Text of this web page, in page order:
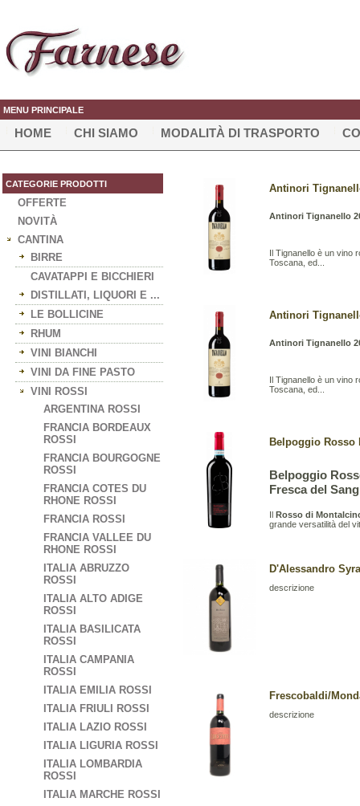
MENU PRINCIPALE
HOME CHI SIAMO MODALITÀ DI TRASPORTO
CATEGORIE PRODOTTI
OFFERTE
NOVITÀ
CANTINA
BIRRE
CAVATAPPI E BICCHIERI
DISTILLATI, LIQUORI E ...
LE BOLLICINE
RHUM
VINI BIANCHI
VINI DA FINE PASTO
VINI ROSSI
ARGENTINA ROSSI
FRANCIA BORDEAUX
ROSSI
FRANCIA BOURGOGNE
ROSSI
FRANCIA COTES DU
RHONE ROSSI
FRANCIA ROSSI
FRANCIA VALLEE DU
RHONE ROSSI
ITALIA ABRUZZO
ROSSI
ITALIA ALTO ADIGE
ROSSI
ITALIA BASILICATA
ROSSI
ITALIA CAMPANIA
ROSSI
ITALIA EMILIA ROSSI
ITALIA FRIULI ROSSI
ITALIA LAZIO ROSSI
ITALIA LIGURIA ROSSI
ITALIA LOMBARDIA
ROSSI
ITALIA MARCHE ROSSI
Antinori
Antinori Tignanello
Il Tignanello è un vino
Toscana, ed...
Antinori
Antinori Tignanello
Il Tignanello è un vino
Toscana, ed...
Belpoggio Rosso
Belpoggio
Fresca del
Il Rosso di
grande versatilità del
D'Alessandro
descrizione
Frescobaldi/
descrizione